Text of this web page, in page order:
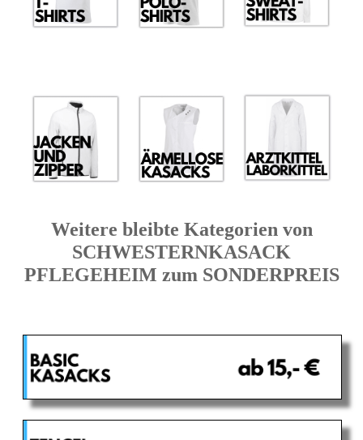
Weitere bleibte Kategorien von
SCHWESTERNKASACK
PFLEGEHEIM zum SONDERPREIS